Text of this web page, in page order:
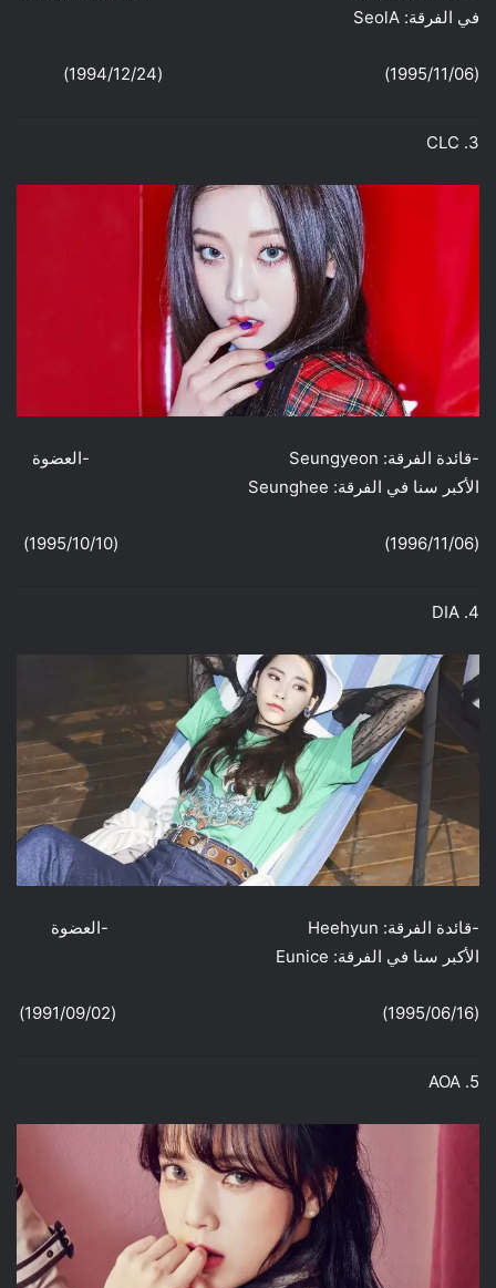
في الفرقة: SeolA
(1995/11/06) (1994/12/24)
3. CLC
-قائدة الفرقة: Seungyeon -العضوة
الأكبر سنا في الفرقة: Seunghee
(1996/11/06) (1995/10/10)
4. DIA
-قائدة الفرقة: Heehyun -العضوة
الأكبر سنا في الفرقة: Eunice
(1995/06/16) (1991/09/02)
5. AOA